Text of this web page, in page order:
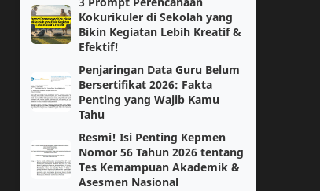
Fase E Guru Kelas
Kelas 3
Kokurikuler Matematika Tingkat Lanjut
PGSD PJOK
Kokurikuler di Sekolah yang
Bikin Kegiatan Lebih Kreatif &
Efektif!
Penjaringan Data Guru Belum
Bersertifikat 2026: Fakta
Penting yang Wajib Kamu
Tahu
Resmi! Isi Penting Kepmen
Nomor 56 Tahun 2026 tentang
Tes Kemampuan Akademik &
Asesmen Nasional